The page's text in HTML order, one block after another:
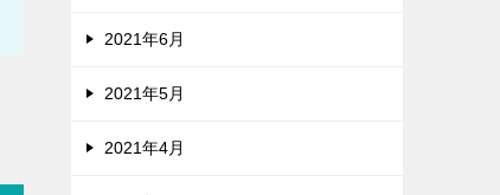
2021年6月
2021年5月
2021年4月